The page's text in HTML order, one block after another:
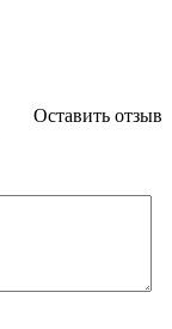
Оставить отзыв